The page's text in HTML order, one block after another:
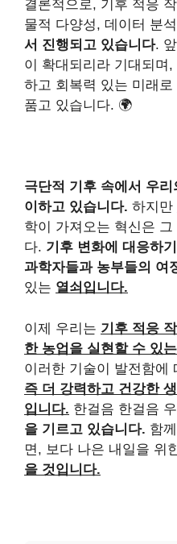
결론적으로, 기후 적응
물적 다양성, 데이터 분
서 진행되고 있습니다.
이 확대되리라 기대되며
하고 회복력 있는 미래
품고 있습니다. 🌍
극단적 기후 속에서 우
이하고 있습니다. 하지만
학이 가져오는 혁신은
다. 기후 변화에 대응하
과학자들과 농부들의 여
있는 열쇠입니다.
이제 우리는 기후 적응
한 농업을 실현할 수 있
이러한 기술이 발전함에
즉 더 강력하고 건강한
입니다. 한걸음 한걸음
을 기르고 있습니다. 함
면, 보다 나은 내일을 위
을 것입니다.